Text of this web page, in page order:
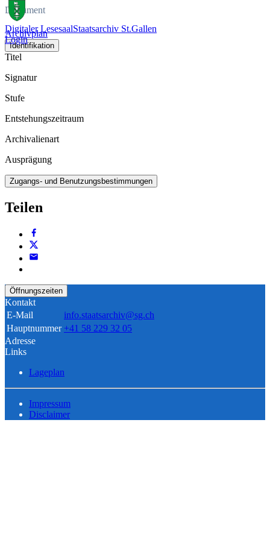
Digitaler LesesaalStaatsarchiv St.Gallen
Login
Dokument
Archivplan
Identifikation
Titel
Signatur
Stufe
Entstehungszeitraum
Archivalienart
Ausprägung
Zugangs- und Benutzungsbestimmungen
Teilen
Öffnungszeiten
Kontakt
E-Mail
info.staatsarchiv@sg.ch
Hauptnummer +41 58 229 32 05
Adresse
Links
Lageplan
Impressum
Disclaimer